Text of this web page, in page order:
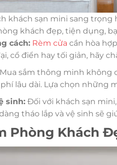
khách sạn mini sang trọng
khách đẹp, tiện dụng,
cách: Rèm cửa cần hòa
cổ điển hay tối giản, hãy
sắm thông minh không
lâu dài. Lựa chọn những
sinh:Đối với khách sạn
tháo lắp và vệ sinh sẽ
Phòng Khách